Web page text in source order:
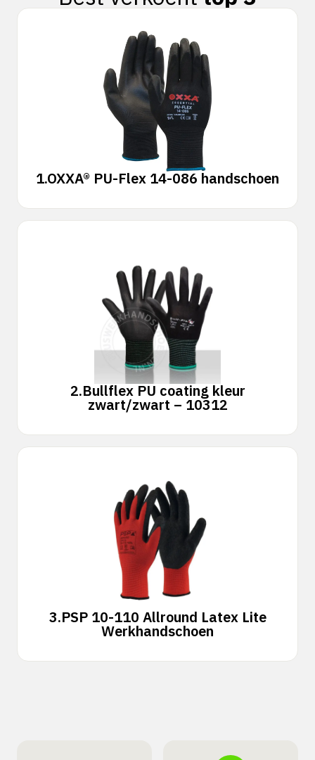
1.OXXA® PU-Flex 14-086 handschoen
2.Bullflex PU coating kleur
zwart/zwart – 10312
3.PSP 10-110 Allround Latex Lite
Werkhandschoen